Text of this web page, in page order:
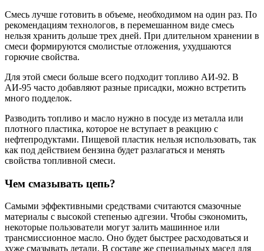
Смесь лучше готовить в объеме, необходимом на один раз. По
рекомендациям технологов, в перемешанном виде смесь
нельзя хранить дольше трех дней. При длительном хранении в
смеси формируются смолистые отложения, ухудшаются
горючие свойства.
Для этой смеси больше всего подходит топливо АИ-92. В
АИ-95 часто добавляют разные присадки, можно встретить
много подделок.
Разводить топливо и масло нужно в посуде из металла или
плотного пластика, которое не вступает в реакцию с
нефтепродуктами. Пищевой пластик нельзя использовать, так
как под действием бензина будет разлагаться и менять
свойства топливной смеси.
Чем смазывать цепь?
Самыми эффективными средствами считаются смазочные
материалы с высокой степенью адгезии. Чтобы сэкономить,
некоторые пользователи могут залить машинное или
трансмиссионное масло. Оно будет быстрее расходоваться и
хуже смазывать детали. В составе же специальных масел для